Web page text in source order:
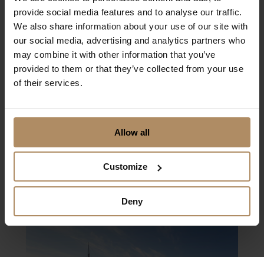
provide social media features and to analyse our traffic.
We also share information about your use of our site with
our social media, advertising and analytics partners who
may combine it with other information that you’ve
provided to them or that they’ve collected from your use
of their services.
Allow all
Customize
Deny
Hotell Jeløy Radio
OSLO OG OMEGN